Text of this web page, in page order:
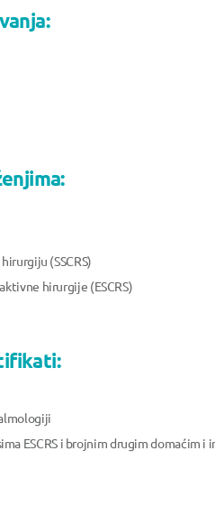
(SSCRS)
hirurgije (ESCRS)
ESCRS i brojnim drugim domaćim i